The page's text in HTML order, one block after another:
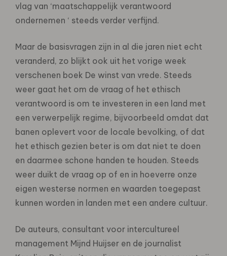
vlag van ‘maatschappelijk verantwoord
ondernemen ‘ steeds verder verfijnd.
Maar de basisvragen zijn in al die jaren niet echt
veranderd, zo blijkt ook uit het vorige week
verschenen boek De winst van vrede. Steeds
weer gaat het om de vraag of het ethisch
verantwoord is om te investeren in een land met
een verwerpelijk regime, bijvoorbeeld omdat dat
banen oplevert voor de locale bevolking, of dat
het ethisch gezien beter is om dat niet te doen
en daarmee schone handen te houden. Steeds
weer duikt de vraag op of en in hoeverre onze
eigen westerse normen en waarden toegepast
kunnen worden in landen met een andere cultuur.
De auteurs, consultant voor intercultureel
management Mijnd Huijser en de journalist